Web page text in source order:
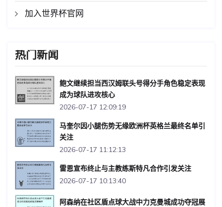
加入世界杯官网
热门新闻
鲍文继续担当西汉姆联头号得分手角色稳定表现
成为球队进攻核心
2026-07-17 12:09:19
马奎尔因小腿伤势无缘欧洲杯英格兰最终名单引
关注
2026-07-17 11:12:13
雷恩宣布终止与主教练斯特凡合作引发关注
2026-07-17 10:13:40
阿森纳在社区盾点球大战中力克曼城成功夺冠展